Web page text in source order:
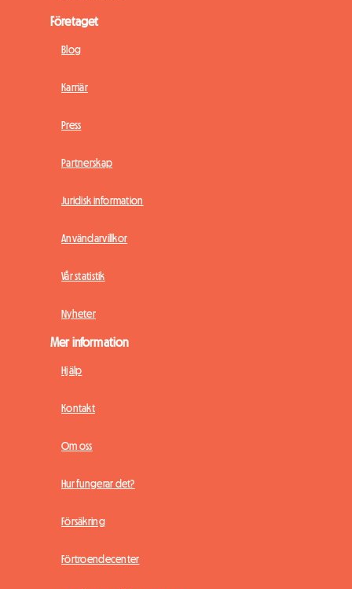
Företaget
Blog
Karriär
Press
Partnerskap
Juridisk information
Användarvillkor
Vår statistik
Nyheter
Mer information
Hjälp
Kontakt
Om oss
Hur fungerar det?
Försäkring
Förtroendecenter